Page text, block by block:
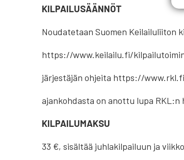
KILPAILUSÄÄNNÖT
Noudatetaan Suomen Keilailuliiton
https://www.keilailu.fi/
järjestäjän ohjeita https://
ajankohdasta on anottu lupa
KILPAILUMAKSU
33 €, sisältää juhlakilpailuun ja